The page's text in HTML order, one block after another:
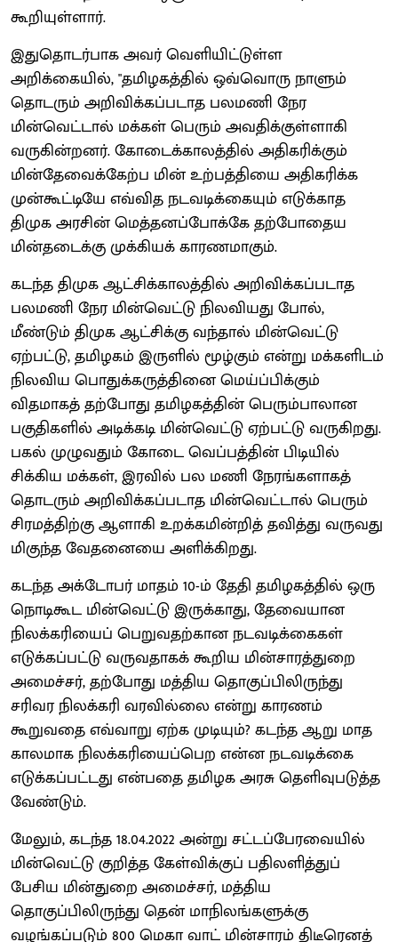
கூறியுள்ளார்.
இதுதொடர்பாக அவர் வெளியிட்டுள்ள
அறிக்கையில், "தமிழகத்தில் ஒவ்வொரு நாளும்
தொடரும் அறிவிக்கப்படாத பலமணி நேர
மின்வெட்டால் மக்கள் பெரும் அவதிக்குள்ளாகி
வருகின்றனர். கோடைக்காலத்தில் அதிகரிக்கும்
மின்தேவைக்கேற்ப மின் உற்பத்தியை அதிகரிக்க
முன்கூட்டியே எவ்வித நடவடிக்கையும் எடுக்காத
திமுக அரசின் மெத்தனப்போக்கே தற்போதைய
மின்தடைக்கு முக்கியக் காரணமாகும்.
கடந்த திமுக ஆட்சிக்காலத்தில் அறிவிக்கப்படாத
பலமணி நேர மின்வெட்டு நிலவியது போல்,
மீண்டும் திமுக ஆட்சிக்கு வந்தால் மின்வெட்டு
ஏற்பட்டு, தமிழகம் இருளில் மூழ்கும் என்று மக்களிடம்
நிலவிய பொதுக்கருத்தினை மெய்ப்பிக்கும்
விதமாகத் தற்போது தமிழகத்தின் பெரும்பாலான
பகுதிகளில் அடிக்கடி மின்வெட்டு ஏற்பட்டு வருகிறது.
பகல் முழுவதும் கோடை வெப்பத்தின் பிடியில்
சிக்கிய மக்கள், இரவில் பல மணி நேரங்களாகத்
தொடரும் அறிவிக்கப்படாத மின்வெட்டால் பெரும்
சிரமத்திற்கு ஆளாகி உறக்கமின்றித் தவித்து வருவது
மிகுந்த வேதனையை அளிக்கிறது.
கடந்த அக்டோபர் மாதம் 10-ம் தேதி தமிழகத்தில் ஒரு
நொடிகூட மின்வெட்டு இருக்காது, தேவையான
நிலக்கரியைப் பெறுவதற்கான நடவடிக்கைகள்
எடுக்கப்பட்டு வருவதாகக் கூறிய மின்சாரத்துறை
அமைச்சர், தற்போது மத்திய தொகுப்பிலிருந்து
சரிவர நிலக்கரி வரவில்லை என்று காரணம்
கூறுவதை எவ்வாறு ஏற்க முடியும்? கடந்த ஆறு மாத
காலமாக நிலக்கரியைப்பெற என்ன நடவடிக்கை
எடுக்கப்பட்டது என்பதை தமிழக அரசு தெளிவுபடுத்த
வேண்டும்.
மேலும், கடந்த 18.04.2022 அன்று சட்டப்பேரவையில்
மின்வெட்டு குறித்த கேள்விக்குப் பதிலளித்துப்
பேசிய மின்துறை அமைச்சர், மத்திய
தொகுப்பிலிருந்து தென் மாநிலங்களுக்கு
வழங்கப்படும் 800 மெகா வாட் மின்சாரம் திடீரெனத்